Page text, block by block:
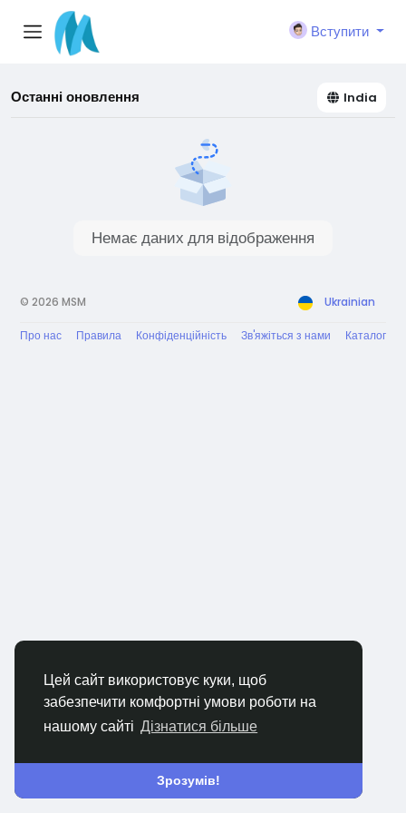
Цей сайт використовує куки, щоб
забезпечити комфортні умови роботи на
нашому сайті Дізнатися більше
Зрозумів!
Вступити
Останні оновлення India
Немає даних для відображення
© 2026 MSM Ukrainian
Про нас Правила Конфіденційність Зв'яжіться з нами Каталог